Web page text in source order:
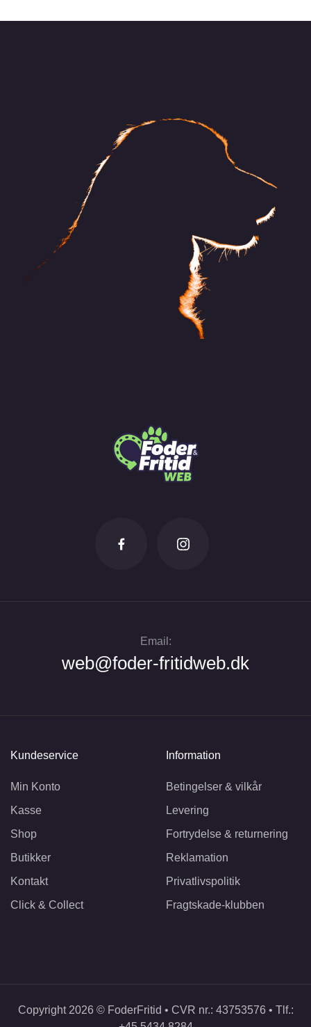
Email:
web@foder-fritidweb.dk
Kundeservice
Min Konto
Kasse
Shop
Butikker
Kontakt
Click & Collect
Information
Betingelser & vilkår
Levering
Fortrydelse & returnering
Reklamation
Privatlivspolitik
Fragtskade-klubben
Copyright 2026 © FoderFritid • CVR nr.: 43753576 • Tlf.: